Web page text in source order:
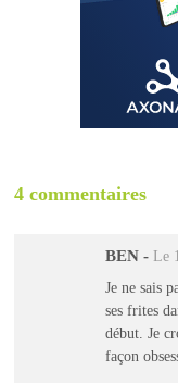
4 commentaires
BEN - Le
Je ne sais
ses frites
début. Je
façon